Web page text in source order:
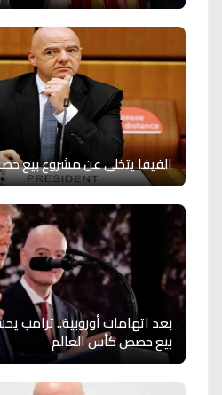
الفيفا يتخلى عن مشروع بيع
بعد اتهامات أوروبية..
بيع حصص كأس العالم